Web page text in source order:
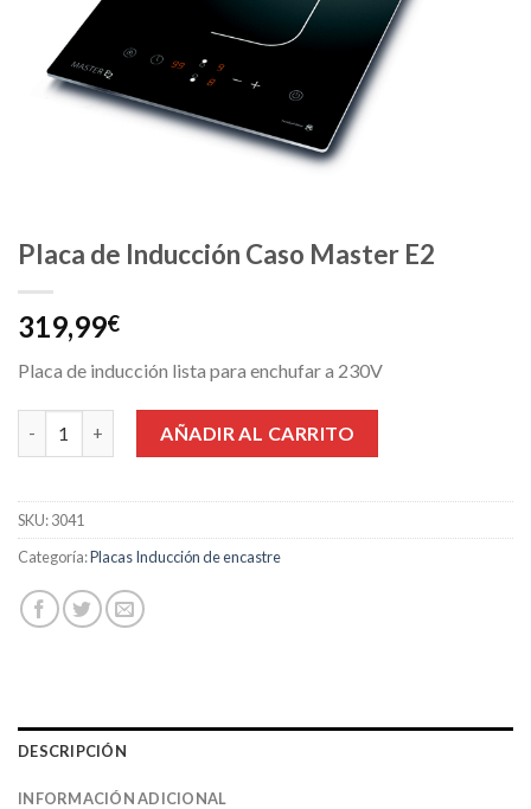
Placa de Inducción Caso Master E2
319,99€
Placa de inducción lista para enchufar a 230V
Placa de Inducción Caso Master E2 cantidad
AÑADIR AL CARRITO
SKU:3041
Categoría:Placas Inducción de encastre
DESCRIPCIÓN
INFORMACIÓN ADICIONAL